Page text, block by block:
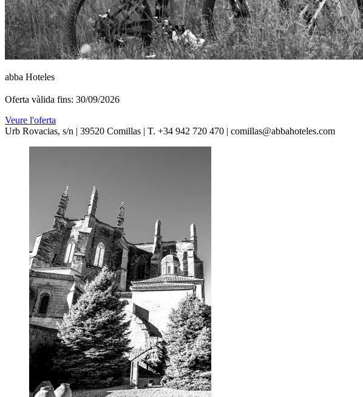
abba Hoteles
Oferta vàlida fins: 30/09/2026
Veure l'oferta
Urb Rovacias, s/n | 39520 Comillas | T. +34 942 720 470 | comillas@abbahoteles.com